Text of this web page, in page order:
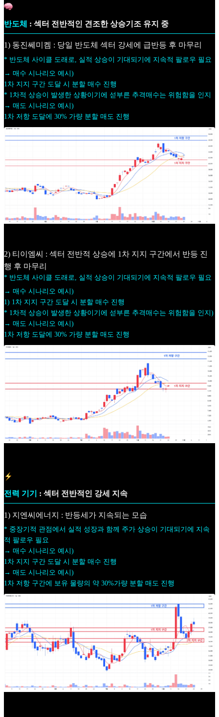
반도체 : 섹터 전반적인 견조한 상승기조 유지 중
1) 동진쎄미켐 : 당일 반도체 섹터 강세에 급반등 후 마무리
* 반도체 사이클 도래로, 실적 상승이 기대되기에 지속적 팔로우 필요
→ 매수 시나리오 예시)
1차 지지 구간 도달 시 분할 매수 진행
* 1차적 상승이 발생한 상황이기에 섣부른 추격매수는 위험함을 인지
→ 매도 시나리오 예시)
1차 저항 도달에 30% 가량 분할 매도 진행
2) 티이엠씨 : 섹터 전반적 상승에 1차 지지 구간에서 반등 진
행 후 마무리
* 반도체 사이클 도래로, 실적 상승이 기대되기에 지속적 팔로우 필요
→ 매수 시나리오 예시)
1) 1차 지지 구간 도달 시 분할 매수 진행
* 1차적 상승이 발생한 상황이기에 섣부른 추격매수는 위험함을 인지)
→ 매도 시나리오 예시)
1차 저항 도달에 30% 가량 분할 매도 진행
전력 기기 : 섹터 전반적인 강세 지속
1) 지엔씨에너지 : 반등세가 지속되는 모습
* 중장기적 관점에서 실적 성장과 함께 주가 상승이 기대되기에 지속
적 팔로우 필요
→ 매수 시나리오 예시)
1차 지지 구간 도달 시 분할 매수 진행
→ 매도 시나리오 예시)
1차 저항 구간에 보유 물량의 약 30%가량 분할 매도 진행